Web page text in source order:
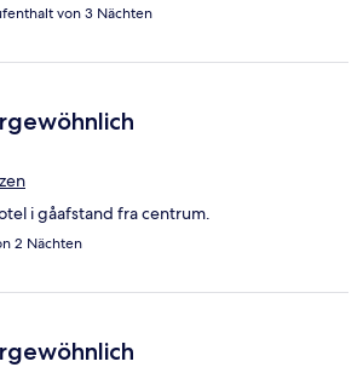
von 3 Nächten
i gåafstand fra centrum.
2 Nächten